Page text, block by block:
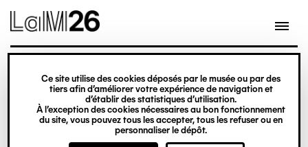
Gestion des cookies
Ce site utilise des cookies déposés par le musée ou par des
tiers afin d’améliorer votre expérience de navigation et
d’établir des statistiques d’utilisation.
À l’exception des cookies nécessaires au bon fonctionnement
du site, vous pouvez tous les accepter, tous les refuser ou en
personnaliser le dépôt.
contenu